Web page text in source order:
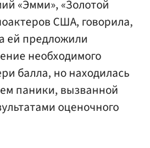
«Эмми», «Золотой
США, говорила,
ей предложили
необходимого
балла, но находилась
паники, вызванной
оценочного